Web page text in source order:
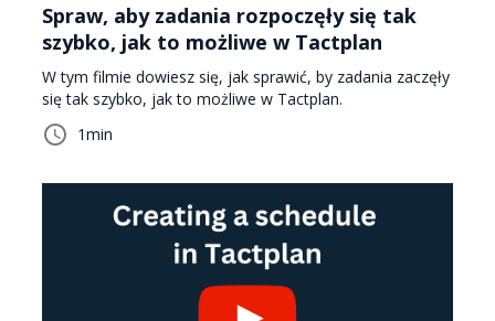
Spraw, aby zadania rozpoczęły się tak
szybko, jak to możliwe w Tactplan
W tym filmie dowiesz się, jak sprawić, by zadania zaczęły
się tak szybko, jak to możliwe w Tactplan.
1min